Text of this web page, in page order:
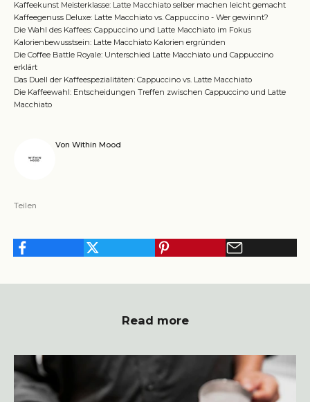
Kaffeekunst Meisterklasse: Latte Macchiato selber machen leicht gemacht
Kaffeegenuss Deluxe: Latte Macchiato vs. Cappuccino - Wer gewinnt?
Die Wahl des Kaffees: Cappuccino und Latte Macchiato im Fokus
Kalorienbewusstsein: Latte Macchiato Kalorien ergründen
Die Coffee Battle Royale: Unterschied Latte Macchiato und Cappuccino
erklärt
Das Duell der Kaffeespezialitäten: Cappuccino vs. Latte Macchiato
Die Kaffeewahl: Entscheidungen Treffen zwischen Cappuccino und Latte
Macchiato
Von Within Mood
Teilen
Read more